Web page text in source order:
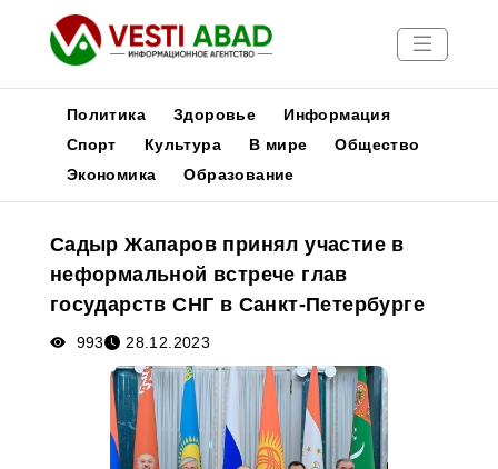
Новости
Медиа
Афиша
Политика Здоровье
Информация
Спорт
Культура В мире
Общество
Экономика
Образование
Садыр Жапаров принял участие в
неформальной встрече глав
государств СНГ в Санкт-Петербурге
993 28.12.2023